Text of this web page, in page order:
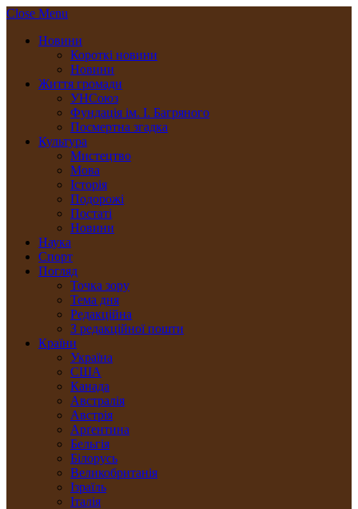
Close Menu
Новини
Короткі новини
Новини
Життя громади
УНСоюз
Фундація ім. І. Багряного
Посмертна згадка
Культура
Мистецтво
Мова
Історія
Подорожі
Постаті
Новини
Наука
Спорт
Погляд
Точка зору
Тема дня
Редакційна
З редакційної пошти
Країни
Україна
США
Канада
Австралія
Австрія
Арґентина
Бельгія
Білорусь
Великобританія
Ізраїль
Італія